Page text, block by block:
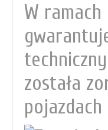
W
została
pojazdach